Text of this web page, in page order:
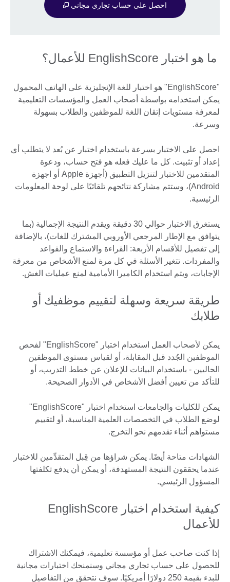
احصل على حساب تجاري مجاني
ما هو اختبار EnglishScore للأعمال؟
"EnglishScore" هو اختبار للغة الإنجليزية على الهاتف المحمول
يمكن استخدامه بواسطة أصحاب العمل والمؤسسات التعليمية
لمعرفة مستويات إتقان اللغة للموظفين والطلاب بسهولة
وسرعة.
احصل على الاختبار بسرعة باستخدام اختبار عن بُعد لا يتطلب أي
إعداد أو تثبيت. كل ما عليك فعله هو فتح حساب، ودعوة
المتقدمين للاختبار لتنزيل التطبيق (أجهزة Apple أو اجهزة
Android)، وستتم مشاركة نتائجهم تلقائيًا على لوحة المعلومات
الرئيسية.
يستغرق الاختبار حوالي 30 دقيقة ويقدم النتيجة الإجمالية (بما
يتوافق مع الإطار المرجعي الأوروبي المشترك للغات)، بالإضافة
إلى تفصيل للأقسام الأربعة: القراءة والاستماع والقواعد
والمفردات. تتغير الأسئلة في كل مرة لمنع الأشخاص من معرفة
الإجابات، ويتم استخدام الكاميرا الأمامية لمنع عمليات الغش.
طريقة سريعة وسهلة لتقييم موظفيك أو
طلابك
يمكن لأصحاب العمل استخدام اختبار "EnglishScore" لفحص
الموظفين الجُدد قبل المقابلة، أو لقياس مستوى الموظفين
الحاليين - باستخدام البيانات للإعلان عن خطط التدريب، أو
للتأكد من تعيين أفضل الأشخاص في الأدوار الصحيحة.
يمكن للكليات والجامعات استخدام اختبار "EnglishScore"
لوضع الطلاب في التخصصات العلمية المناسبة، أو لتقييم
مستواهم أثناء تقدمهم نحو التخرج.
الشهادات متاحة أيضًا. يمكن شراؤها من قِبل المتقدِّمين للاختبار
عندما يحققون النتيجة المستهدفة، أو يمكن أن يدفع تكلفتها
المسؤول الرئيسي.
كيفية استخدام اختبار EnglishScore
للأعمال
إذا كنت صاحب عمل أو مؤسسة تعليمية، فيمكنك الاشتراك
للحصول على حساب تجاري مجاني وسنمنحك اختبارات مجانية
للبدء بقيمة 250 دولارًا أمريكيًا. سوف نتحقق من التفاصيل